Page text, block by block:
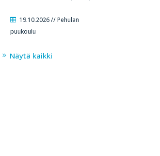
19.10.2026 // Pehulan
puukoulu
Näytä kaikki